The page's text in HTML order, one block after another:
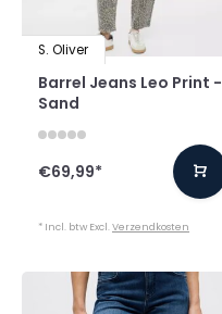
S. Oliver
Barrel Jeans Leo Print -
Sand
€69,99*
* Incl. btw Excl.Verzendkosten